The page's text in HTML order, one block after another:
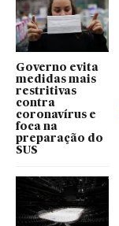
Governo evita
medidas mais
restritivas
contra
coronavírus e
foca na
preparação do
SUS